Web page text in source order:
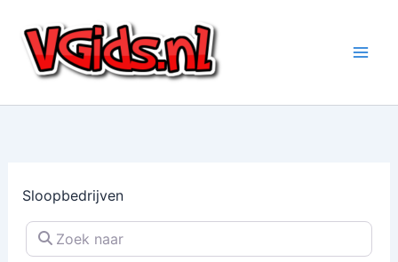
naar
inhoud
Sloopbedrijven
Zoek naar